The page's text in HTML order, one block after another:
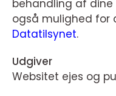
behandling af dine
også mulighed for
Datatilsynet.
Udgiver
Websitet ejes og